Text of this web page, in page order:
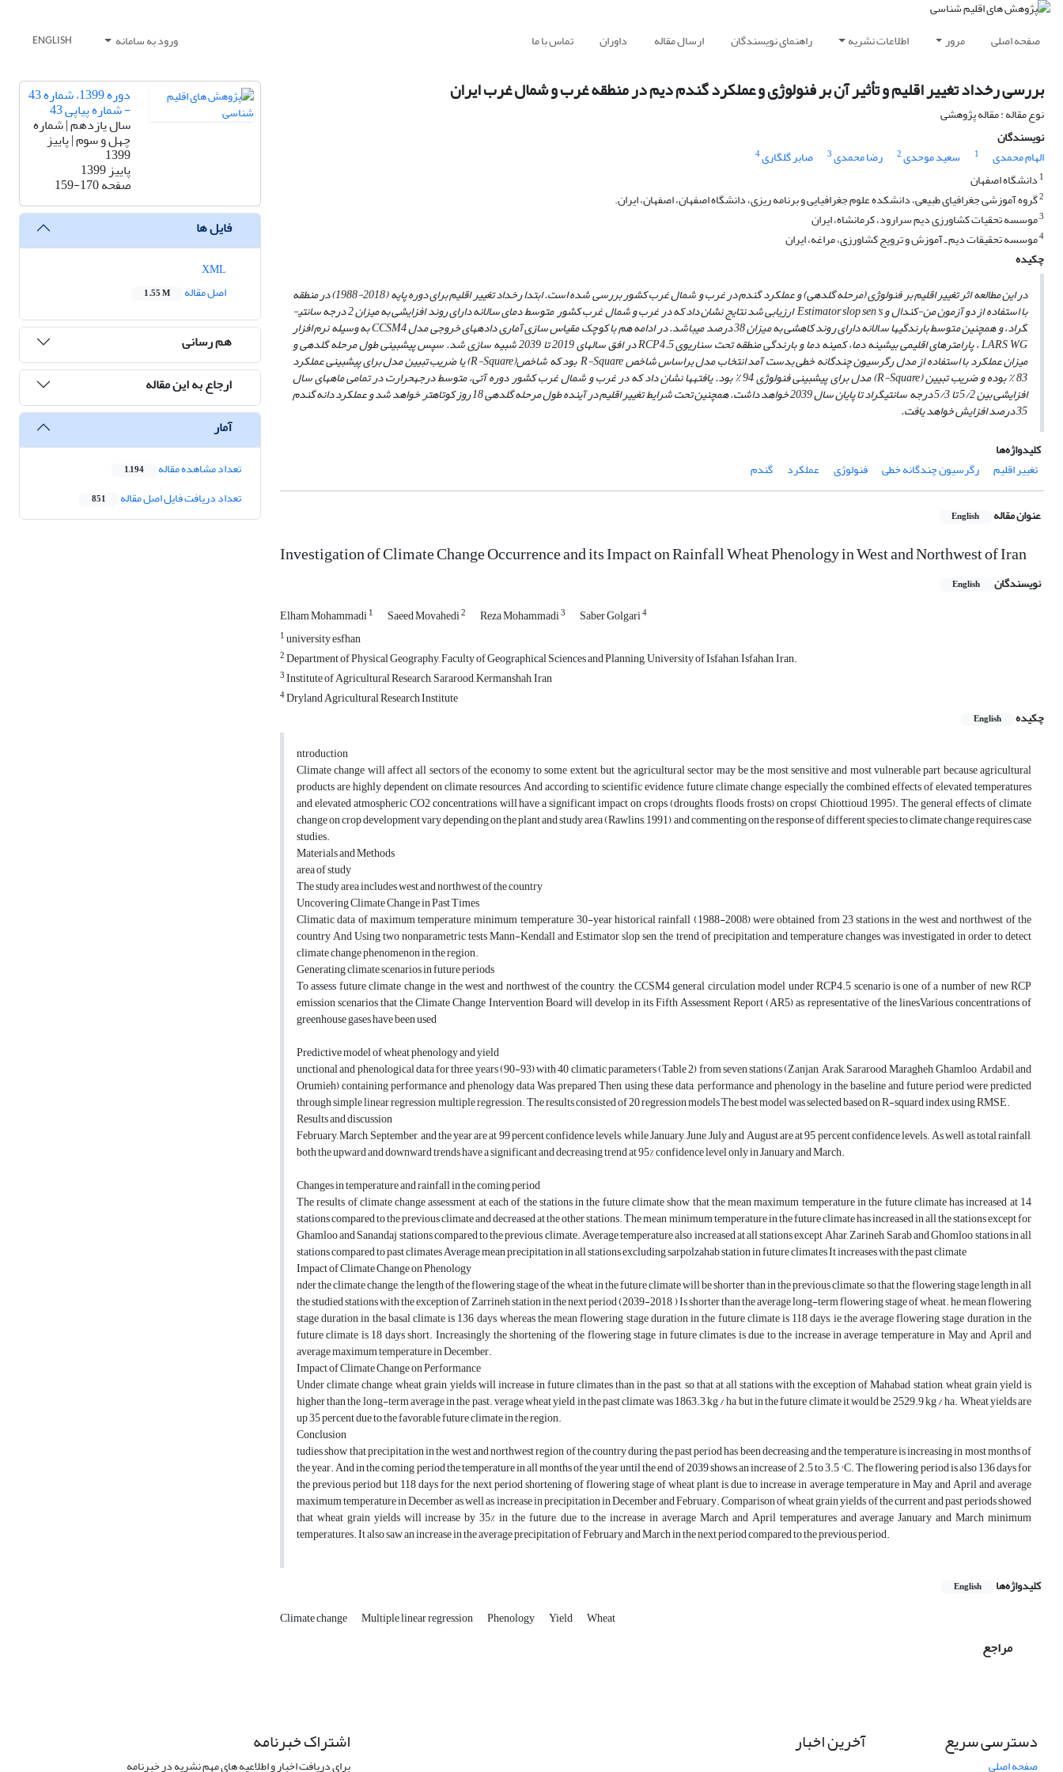
صفحه اصلی مرور اطلاعات نشریه راهنمای نویسندگان ارسال مقاله داوران تماس با ما ورود به سامانه ENGLISH
بررسی رخداد تغییر اقلیم و تأثیر آن بر فنولوژی و عملکرد گندم دیم در منطقه غرب و شمال غرب ایران
نوع مقاله : مقاله پژوهشی
نویسندگان
الهام محمدی
1 سعید موحدی2 رضا محمدی3 صابر گلگاری4
1 دانشگاه اصفهان
2گروه آموزشی جغرافیای طبیعی، دانشکده علوم جغرافیایی و برنامه ریزی، دانشگاه اصفهان، اصفهان، ایران.
3موسسه تحقیات کشاورزی دیم سرارود، کرمانشاه، ایران
4موسسه تحقیقات دیم ـ آموزش و ترویج کشاورزی، مراغه، ایران
چکیده
در این مطالعه اثر تغییر اقلیم بر فنولوژی (مرحله گل­دهی) و عملکرد گندم در غرب و شمال­ غرب کشور بررسی شده است. ابتدا رخداد تغییر اقلیم برای دوره پایه (2018-1988) در منطقه
با استفاده از دو آزمون من-کندال و Estimator slopsen's ارزیابی شد نتایج نشان داد که در غرب و شمال غرب کشور متوسط دمای سالانه دارای روند افزایشی به میزان 2 درجه سانتی­
گراد، و همچنین متوسط بارندگی­ها سالانه دارای روند کاهشی به میزان 38 درصد می­باشد. در ادامه هم با کوچک ­مقیاس­ سازی آماری داده­های خروجی مدل CCSM4به وسیله نرم افزار
LARS WG، پارامترهای اقلیمی بیشینه دما، کمینه دما و بارندگی منطقه تحت سناریویRCP4.5 در افق سال­های 2019 تا 2039 شبیه ­سازی شد. سپس پیش­بینی طول مرحله گل­دهی و
میزان عملکرد با استفاده از مدل رگرسیون چندگانه خطی بدست آمد انتخاب مدل براساس شاخصR-Squareبود که شاخص(R-Square) یا ضریب تبیین مدل برای پیش­بینی عملکرد
83٪بوده و ضریب تبیین (R-Square) مدل برای پیش­بینی فنولوژی 94 ٪بود. یافته­ها نشان داد که در غرب و شمال غرب کشور دوره آتی، متوسط درجه­حرارت در تمامی ماه­های سال
افزایشی بین 5/2 تا 5/3 درجه سانتیگراد تا پایان سال 2039 خواهد داشت. همچنین تحت شرایط تغییر اقلیم در آینده طول مرحله گل­دهی 18 روز کوتاه­تر خواهد شد و عملکرد دانه گندم
35 درصد افزایش خواهد یافت.
کلیدواژه‌ها
تغییر اقلیم
رگرسیون چندگانه خطی فنولوژی عملکرد گندم
عنوان مقاله English
Investigation of Climate Change Occurrence and its Impact on Rainfall Wheat Phenology in West and Northwest of Iran
نویسندگان English
Elham Mohammadi1 Saeed Movahedi2 Reza Mohammadi3 Saber Golgari4
1university esfhan
2Department of Physical Geography, Faculty of Geographical Sciences and Planning, University of Isfahan, Isfahan, Iran.
3Institute of Agricultural Research, Sararood, Kermanshah, Iran
4Dryland Agricultural Research Institute
چکیده
English
ntroduction
Climate change will affect all sectors of the economy to some extent, but the agricultural sector may be the most sensitive and most vulnerable part because agricultural
products are highly dependent on climate resources, And according to scientific evidence, future climate change, especially the combined effects of elevated temperatures
and elevated atmospheric CO2 concentrations, will have a significant impact on crops (droughts, floods, frosts) on crops( Chiottioud ,1995). The general effects of climate
change on crop development vary depending on the plant and study area (Rawlins, 1991), and commenting on the response of different species to climate change requires case
studies.
Materials and Methods
area of study
The study area includes west and northwest of the country
Uncovering Climate Change in Past Times
Climatic data of maximum temperature, minimum temperature, 30-year historical rainfall (1988-2008) were obtained from 23 stations in the west and northwest of the
country And Using two nonparametric tests Mann-Kendall and Estimator slop sen, the trend of precipitation and temperature changes was investigated in order to detect
climate change phenomenon in the region.
Generating climate scenarios in future periods
To assess future climate change in the west and northwest of the country, the CCSM4 general circulation model under RCP4.5 scenario is one of a number of new RCP
emission scenarios that the Climate Change Intervention Board will develop in its Fifth Assessment Report (AR5) as representative of the linesVarious concentrations of
greenhouse gases have been used
Predictive model of wheat phenology and yield
unctional and phenological data for three years (90-93) with 40 climatic parameters (Table 2) from seven stations (Zanjan, Arak, Sararood, Maragheh, Ghamloo, Ardabil and
Orumieh) containing performance and phenology data Was prepared Then, using these data, performance and phenology in the baseline and future period were predicted
through simple linear regression, multiple regression. The results consisted of 20 regression models The best model was selected based on R-squard index using RMSE.
Results and discussion
February, March, September, and the year are at 99 percent confidence levels, while January, June, July and August are at 95 percent confidence levels. As well as total rainfall,
both the upward and downward trends have a significant and decreasing trend at 95% confidence level only in January and March.
Changes in temperature and rainfall in the coming period
The results of climate change assessment at each of the stations in the future climate show that the mean maximum temperature in the future climate has increased at 14
stations compared to the previous climate and decreased at the other stations. The mean minimum temperature in the future climate has increased in all the stations except for
Ghamloo and Sanandaj stations compared to the previous climate. Average temperature also increased at all stations except Ahar, Zarineh, Sarab and Ghomloo stations in all
stations compared to past climates Average mean precipitation in all stations excluding sarpolzahab station in future climates It increases with the past climate
Impact of Climate Change on Phenology
nder the climate change, the length of the flowering stage of the wheat in the future climate will be shorter than in the previous climate, so that the flowering stage length in all
the studied stations with the exception of Zarrineh station in the next period (2039-2018 ) Is shorter than the average long-term flowering stage of wheat. he mean flowering
stage duration in the basal climate is 136 days, whereas the mean flowering stage duration in the future climate is 118 days, ie the average flowering stage duration in the
future climate is 18 days short. Increasingly, the shortening of the flowering stage in future climates is due to the increase in average temperature in May and April and
average maximum temperature in December.
Impact of Climate Change on Performance
Under climate change, wheat grain yields will increase in future climates than in the past, so that at all stations with the exception of Mahabad station, wheat grain yield is
higher than the long-term average in the past. verage wheat yield in the past climate was 1863.3 kg / ha but in the future climate it would be 2529.9 kg / ha. Wheat yields are
up 35 percent due to the favorable future climate in the region.
Conclusion
tudies show that precipitation in the west and northwest region of the country during the past period has been decreasing and the temperature is increasing in most months of
the year. And in the coming period the temperature in all months of the year until the end of 2039 shows an increase of 2.5 to 3.5 ° C. The flowering period is also 136 days for
the previous period but 118 days for the next period shortening of flowering stage of wheat plant is due to increase in average temperature in May and April and average
maximum temperature in December as well as increase in precipitation in December and February. Comparison of wheat grain yields of the current and past periods showed
that wheat grain yields will increase by 35% in the future, due to the increase in average March and April temperatures and average January and March minimum
temperatures. It also saw an increase in the average precipitation of February and March in the next period compared to the previous period.
کلیدواژه‌ها English
Climate change Multiple linear regression Phenology Yield Wheat
مراجع
دوره 1399، شماره 43
- شماره پیاپی 43
سال یازدهم | شماره
چهل و سوم | پاییز
1399
پاییز 1399
صفحه159-170
فایل ها
اصل مقاله
1.55 M
هم رسانی
ارجاع به این مقاله
آمار
تعداد مشاهده مقاله 1,194
تعداد دریافت فایل اصل مقاله 851
دسترسی سریع
صفحه اصلی
آخرین اخبار اشتراک خبرنامه
برای دریافت اخبار و اطلاعیه های مهم نشریه در خبرنامه